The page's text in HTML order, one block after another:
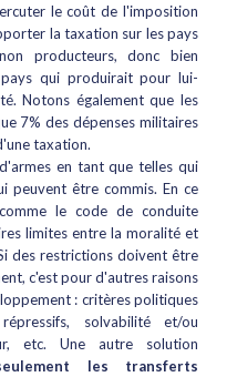
le coût de l'imposition
la taxation sur les pays
producteurs, donc bien
qui produirait pour lui-
Notons également que les
7% des dépenses militaires
taxation.
en tant que telles qui
peuvent être commis. En ce
le code de conduite
limites entre la moralité et
des restrictions doivent être
c'est pour d'autres raisons
: critères politiques
solvabilité et/ou
etc. Une autre solution
les transferts